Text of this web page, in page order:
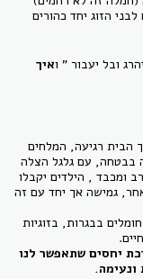
הזוג יחד כהורים
ובל יעבור " ואיך
הבית רגיעה, המלחים
בבטחה, עם גלגל הצלה
ומכבד , הילדים יקבלו
גמישה אך יחד עם זה
בבגרות, בזוגיות
יחסים שתאפשר לנו
ונעימה.